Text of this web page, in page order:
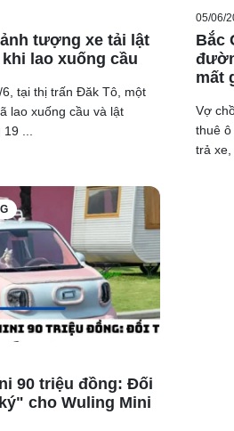
có tài chính mạnh mẽ và sẵn
tượng xe tải lật
lao xuống cầu
tại thị trấn Đăk Tô, một
lao xuống cầu và lật
19 ...
05/06/
Bắc
mất
Vợ
thuê
trả
90 triệu đồng: Đối
cho Wuling Mini